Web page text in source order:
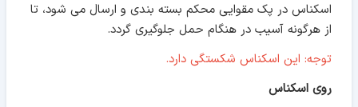
اسکناس در پک مقوایی محکم بسته بندی و ارسال می شود، تا
از هرگونه آسیب در هنگام حمل جلوگیری گردد.
توجه: این اسکناس شکستگی دارد.
روی اسکناس